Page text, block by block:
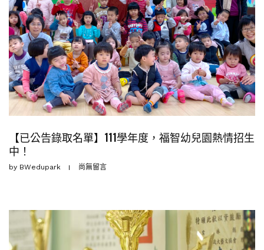
【已公告錄取名單】111學年度，福智幼兒園熱情招生
中！
by BWedupark 尚無留言